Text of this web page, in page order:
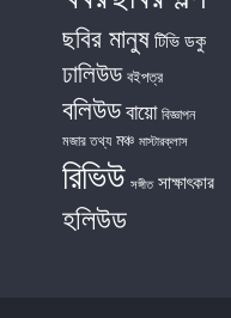
ছবির মানুষটিভিডকু
ঢালিউড বইপত্র
বলিউডবায়ো বিজ্ঞাপন
মজার তথ্য মঞ্চ মাস্টারক্লাস
রিভিউ সঙ্গীত সাক্ষাৎকার
হলিউড